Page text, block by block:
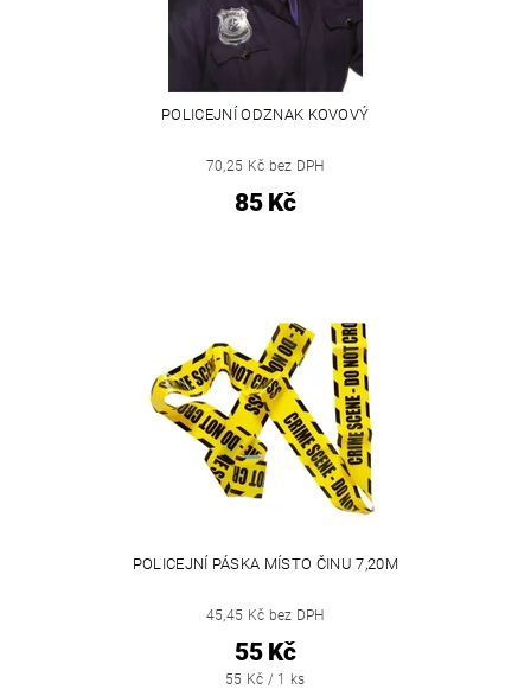
POLICEJNÍ ODZNAK KOVOVÝ
70,25 Kč bez DPH
85 Kč
POLICEJNÍ PÁSKA MÍSTO ČINU 7,20M
45,45 Kč bez DPH
55 Kč
55 Kč / 1 ks